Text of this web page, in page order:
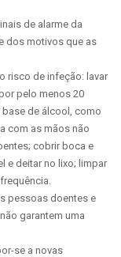
de alarme da
dos motivos que as
risco de infeção: lavar
pelo menos 20
de álcool, como
com as mãos não
cobrir boca e
e deitar no lixo; limpar
pessoas doentes e
garantem uma
se a novas